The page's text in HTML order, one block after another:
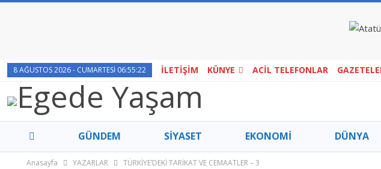
8 AĞUSTOS 2026 - CUMARTESI 06:55:22 İLETİŞİM KÜNYE ACİL TELEFONLAR
GÜNDEM SİYASET EKONOMİ DÜNYA
Anasayfa YAZARLAR TÜRKİYE’DEKİ TARİKAT VE CEMAATLER – 3